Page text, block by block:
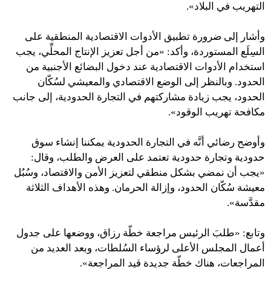
التهريب في البلاد».
وأشار إلى ضرورة تطبيق الأدوات الاقتصادية المنطقية على
السِلَع المستوردة، وأكد: «من أجل تعزيز الإنتاج المحلِّي، يجب
استخدام الأدوات الاقتصادية عند دخول البضائع الأجنبية من
الحدود. وبالنظر إلى الوضع الاقتصادي والمعيشي لسُكّان
الحدود، يجب زيادة مشاركتهم في التجارة الحدودية، إلى جانب
مكافحة تهريب الوقود».
وأوضح رضائي أنَّه في التجارة الحدودية يمكننا إنشاء سوق
حدودية وتجارة حدودية تعتمد على العرض والطلب، وقال:
«يجب أن نمضي بشكل منطقي لتعزيز الأمن والاقتصاد، وسُبُل
معيشة سُكّان الحدود، وإزالة الحرمان. وهذه الأهداف الثلاثة
مقدَّسة».
وتابع: «طلبَ الرئيس مراجعة خطّة رزاق، ووضعها على جدول
أعمال المجلس الأعلى لرؤساء السُلطات، وبعد العديد من
المراجعات، هناك خطّة جديدة قيد المراجعة».